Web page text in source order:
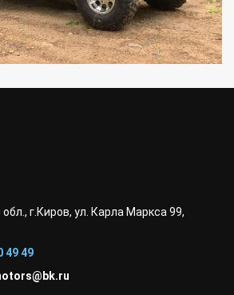
г.Киров, ул. Карла Маркса 99,
49 49